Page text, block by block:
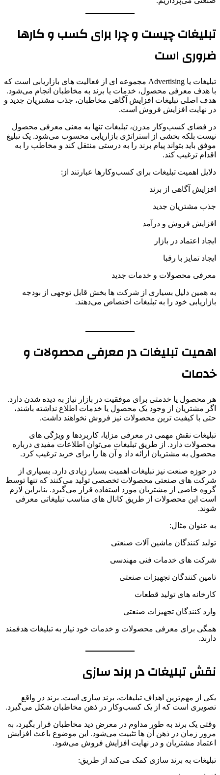
تبلیغات چیست و چرا برای کسب‌ و کارها
ضروری است
تبلیغات یا Advertising مجموعه ای از فعالیت های بازاریابی است که
با هدف معرفی محصول، خدمات یا برند به مخاطبان انجام می‌شود.
هدف اصلی تبلیغات افزایش آگاهی مخاطبان، جذب مشتریان جدید و
در نهایت افزایش فروش است.
در فضای کسب‌وکار مدرن، تبلیغات تنها به معنی معرفی محصول
نیست بلکه بخشی از استراتژی بازاریابی محسوب می‌شود. یک تبلیغ
موفق باید بتواند پیام برند را به درستی منتقل کند و مخاطب را به
اقدام ترغیب کند.
دلایل اهمیت تبلیغات برای کسب‌وکارها عبارتند از:
افزایش آگاهی از برند
جذب مشتریان جدید
افزایش فروش و درآمد
ایجاد اعتماد در بازار
ایجاد تمایز با رقبا
معرفی محصولات و خدمات جدید
به همین دلیل بسیاری از شرکت ها بخش قابل توجهی از بودجه
بازاریابی خود را به تبلیغات اختصاص می‌دهند.
اهمیت تبلیغات در معرفی محصولات و
خدمات
هر محصول یا خدمتی برای موفقیت در بازار نیاز به دیده شدن دارد.
اگر مشتریان از وجود یک محصول یا خدمات اطلاع نداشته باشند،
حتی با کیفیت ترین محصولات نیز فروش نخواهند داشت.
تبلیغات نقش مهمی در معرفی مزایا، کاربردها و ویژگی های
محصولات دارد. از طریق تبلیغات می‌توان اطلاعات مفیدی درباره
محصول به مشتریان ارائه داد و آن ها را برای خرید ترغیب کرد.
در حوزه صنعت نیز تبلیغات اهمیت بسیار زیادی دارد. بسیاری از
شرکت های صنعتی محصولات تخصصی تولید می‌کنند که تنها توسط
گروه خاصی از مشتریان مورد استفاده قرار می‌گیرد. بنابراین لازم
است این محصولات از طریق کانال های مناسب تبلیغاتی معرفی
شوند.
به عنوان مثال:
تولید کنندگان ماشین آلات صنعتی
شرکت های خدمات فنی مهندسی
تامین کنندگان تجهیزات صنعتی
کارخانه های تولید قطعات
وارد کنندگان تجهیزات صنعتی
همگی برای معرفی محصولات و خدمات خود نیاز به تبلیغات هدفمند
دارند.
نقش تبلیغات در برند سازی
یکی از مهم‌ترین اهداف تبلیغات، برند سازی است. برند در واقع
تصویری است که از یک کسب‌وکار در ذهن مخاطبان شکل می‌گیرد.
وقتی یک برند به طور مداوم در معرض دید مخاطبان قرار بگیرد، به
مرور زمان در ذهن آن ها تثبیت می‌شود. این موضوع باعث افزایش
اعتماد مشتریان و در نهایت افزایش فروش می‌شود.
تبلیغات به برند سازی کمک می‌کند از طریق: